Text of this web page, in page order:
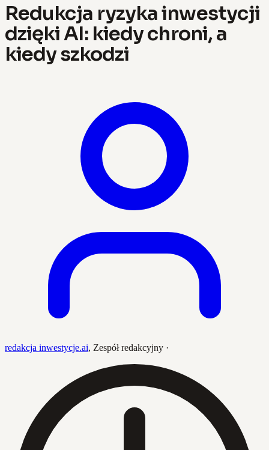
Redukcja ryzyka inwestycji
dzięki AI: kiedy chroni, a
kiedy szkodzi
redakcja inwestycje.ai, Zespół redakcyjny ·